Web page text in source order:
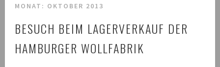
MONAT: OKTOBER 2013
BESUCH BEIM LAGERVERKAUF DER
HAMBURGER WOLLFABRIK